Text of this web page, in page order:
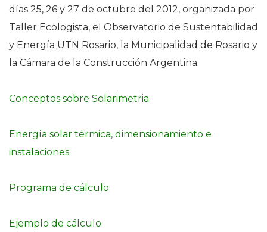
días 25, 26 y 27 de octubre del 2012, organizada por
Taller Ecologista, el Observatorio de Sustentabilidad
y Energía UTN Rosario, la Municipalidad de Rosario y
la Cámara de la Construcción Argentina.
Conceptos sobre Solarimetria
Energía solar térmica, dimensionamiento e
instalaciones
Programa de cálculo
Ejemplo de cálculo